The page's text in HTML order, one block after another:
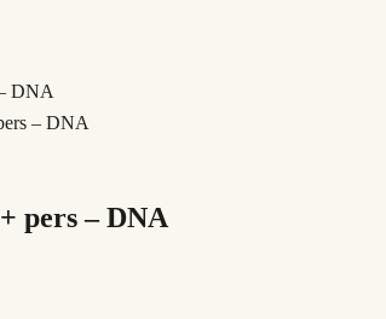
DNA
pers – DNA